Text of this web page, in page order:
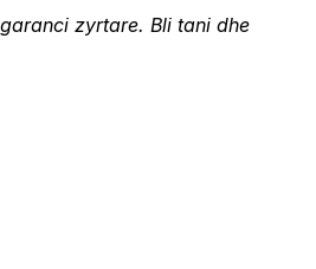
zyrtare. Bli tani dhe